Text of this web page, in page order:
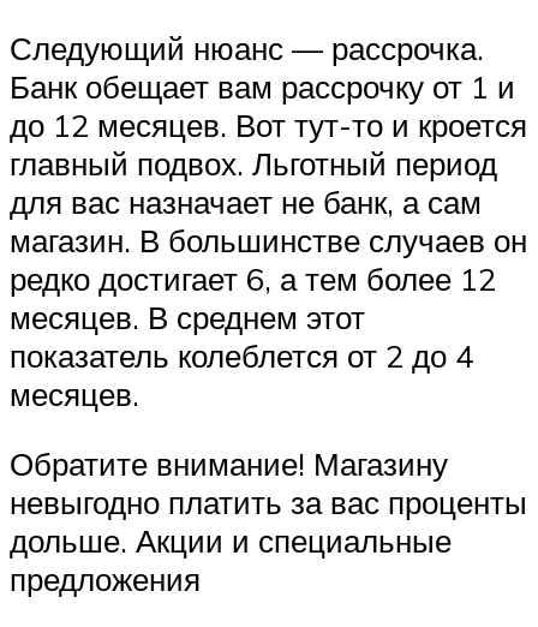
Следующий нюанс — рассрочка.
Банк обещает вам рассрочку от 1 и
до 12 месяцев. Вот тут-то и кроется
главный подвох. Льготный период
для вас назначает не банк, а сам
магазин. В большинстве случаев он
редко достигает 6, а тем более 12
месяцев. В среднем этот
показатель колеблется от 2 до 4
месяцев.
Обратите внимание! Магазину
невыгодно платить за вас проценты
дольше. Акции и специальные
предложения